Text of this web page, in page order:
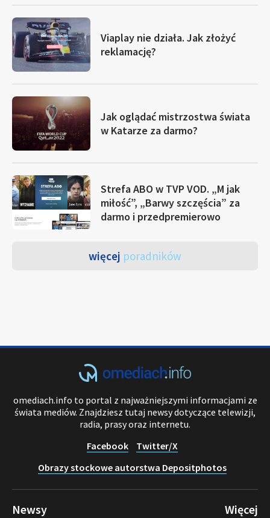
Viaplay nie działa. Jak złożyć
reklamację?
Jak oglądać mistrzostwa świata
w Katarze za darmo?
Strefa ABO w TVP VOD. „M jak
miłość”, „Barwy szczęścia” za
darmo i przedpremierowo
więcej poradników
omediach.info to portal z najważniejszymi informacjami ze
świata mediów. Znajdziesz tutaj newsy dotyczące telewizji,
radia, prasy oraz internetu.
Facebook
Twitter/X
Obrazy stockowe autorstwa Depositphotos
Newsy Więcej